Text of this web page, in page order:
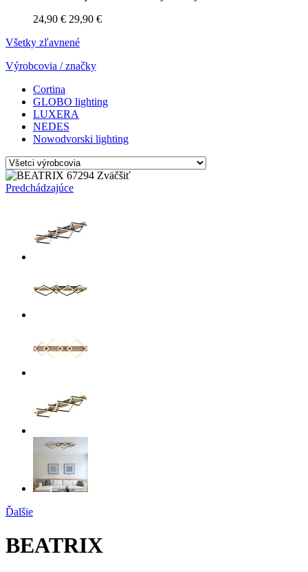
24,90 € 29,90 €
Všetky zľavnené
Výrobcovia / značky
Cortina
GLOBO lighting
LUXERA
NEDES
Nowodvorski lighting
Zväčšiť
Predchádzajúce
Ďalšie
BEATRIX